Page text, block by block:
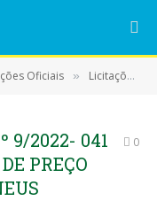
Oficiais » Licitações
9/2022- 041
PREÇO
0